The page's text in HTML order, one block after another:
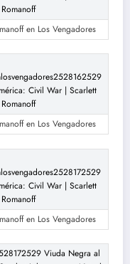
en Los Vengadores
en Los Vengadores
en Los Vengadores